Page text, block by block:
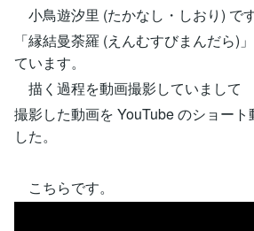
小鳥遊汐里 (たかなし・しおり) です
「縁結曼荼羅 (えんむすびまんだら)
ています。
描く過程を動画撮影していまして
撮影した動画を YouTube のショート
した。
こちらです。